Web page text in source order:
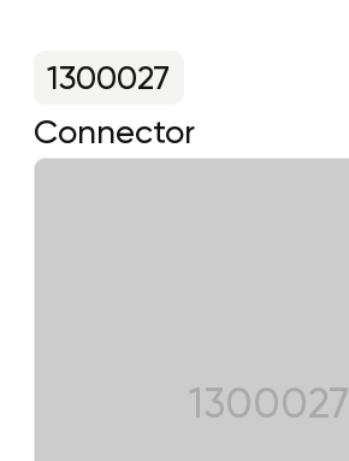
Connector
1300027
1300027